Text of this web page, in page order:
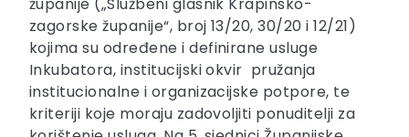
županije („Službeni glasnik Krapinsko-
zagorske županije“, broj 13/20, 30/20 i 12/21)
kojima su određene i definirane usluge
Inkubatora, institucijski okvir pružanja
institucionalne i organizacijske potpore, te
kriteriji koje moraju zadovoljiti ponuditelji za